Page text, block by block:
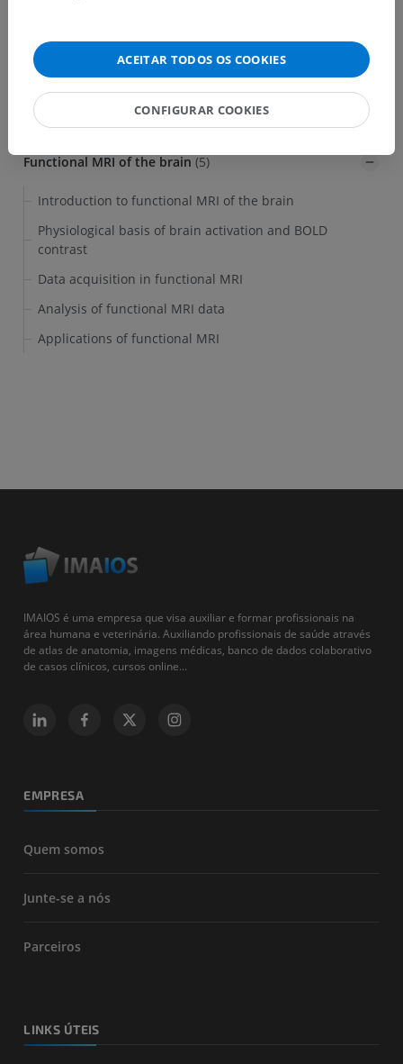
RESUMO DO CAPÍTULO
Functional MRI of the brain(5)
Introduction to functional MRI of the brain
Physiological basis of brain activation and BOLD
contrast
Data acquisition in functional MRI
Analysis of functional MRI data
Applications of functional MRI
IMAIOS é uma empresa que visa auxiliar e formar profissionais na
área humana e veterinária. Auxiliando profissionais de saúde através
de atlas de anatomia, imagens médicas, banco de dados colaborativo
de casos clínicos, cursos online...
EMPRESA
Quem somos
Junte-se a nós
Parceiros
LINKS ÚTEIS
ACEITAR TODOS OS COOKIES
CONFIGURAR COOKIES